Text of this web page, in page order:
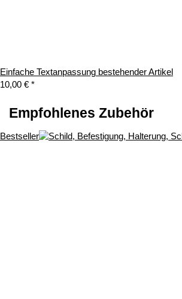
Einfache Textanpassung bestehender Artikel
10,00 € *
Empfohlenes Zubehör
Bestseller